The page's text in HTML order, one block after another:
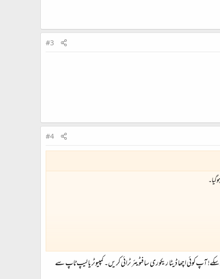
#3
#4
آپ کوئی اچھا ڈیٹا ریکوری سافٹویئر ٹرائی کریں۔ کمپیوٹر یا لیپ ٹاپ سے